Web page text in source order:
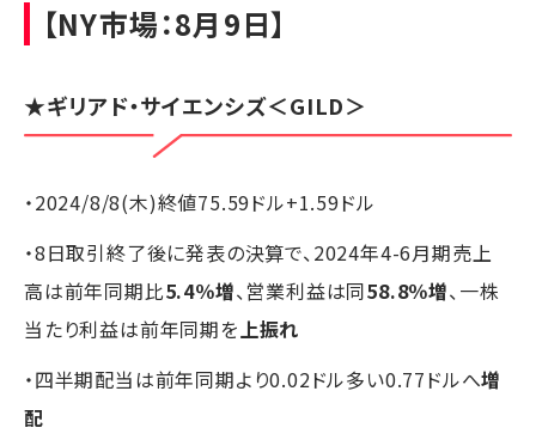
【NY市場：8月9日】
★ギリアド・サイエンシズ＜GILD＞
・2024/8/8(木)終値75.59ドル+1.59ドル
・8日取引終了後に発表の決算で、2024年4-6月期売上
高は前年同期比5.4％増、営業利益は同58.8％増、一株
当たり利益は前年同期を上振れ
・四半期配当は前年同期より0.02ドル多い0.77ドルへ増
配